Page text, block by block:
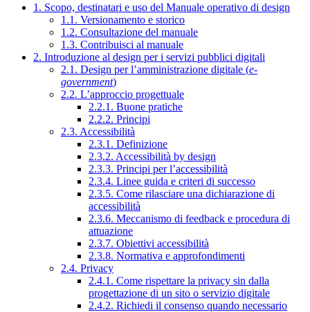
1. Scopo, destinatari e uso del Manuale operativo di design
1.1. Versionamento e storico
1.2. Consultazione del manuale
1.3. Contribuisci al manuale
2. Introduzione al design per i servizi pubblici digitali
2.1. Design per l’amministrazione digitale (e-
government)
2.2. L’approccio progettuale
2.2.1. Buone pratiche
2.2.2. Principi
2.3. Accessibilità
2.3.1. Definizione
2.3.2. Accessibilità by design
2.3.3. Principi per l’accessibilità
2.3.4. Linee guida e criteri di successo
2.3.5. Come rilasciare una dichiarazione di
accessibilità
2.3.6. Meccanismo di feedback e procedura di
attuazione
2.3.7. Obiettivi accessibilità
2.3.8. Normativa e approfondimenti
2.4. Privacy
2.4.1. Come rispettare la privacy sin dalla
progettazione di un sito o servizio digitale
2.4.2. Richiedi il consenso quando necessario